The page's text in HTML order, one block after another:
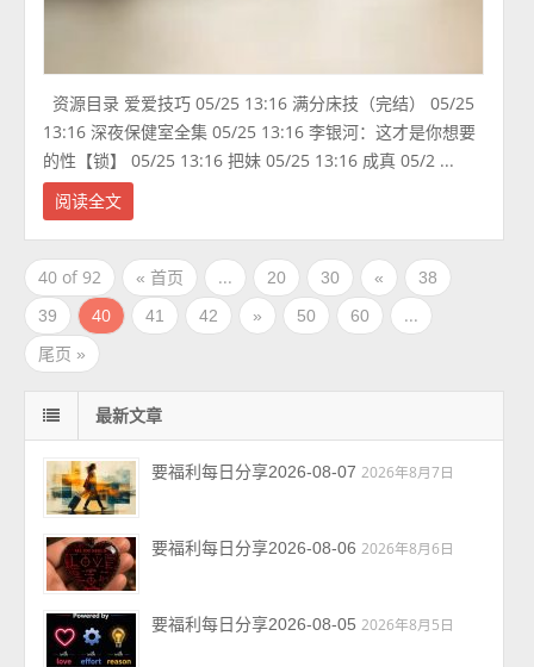
资源目录 爱爱技巧 05/25 13:16 满分床技（完结） 05/25
13:16 深夜保健室全集 05/25 13:16 李银河：这才是你想要
的性【锁】 05/25 13:16 把妹 05/25 13:16 成真 05/2 ...
阅读全文
40 of 92 « 首页 ... 20 30 «
38
39
40 41 42 » 50 60 ...
尾页 »
最新文章
要福利每日分享2026-08-07 2026年8月7日
要福利每日分享2026-08-06 2026年8月6日
要福利每日分享2026-08-05 2026年8月5日